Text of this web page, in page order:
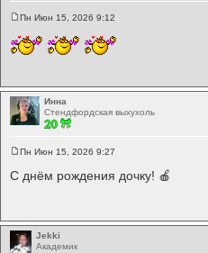
о
о
б
н
и
е
Пн Июн 15, 2026 9:12
Инна
Стендфордская выхухоль
о
н
и
е
Пн Июн 15, 2026 9:27
С днём рождения дочку! 🍎
Jekki
Академик